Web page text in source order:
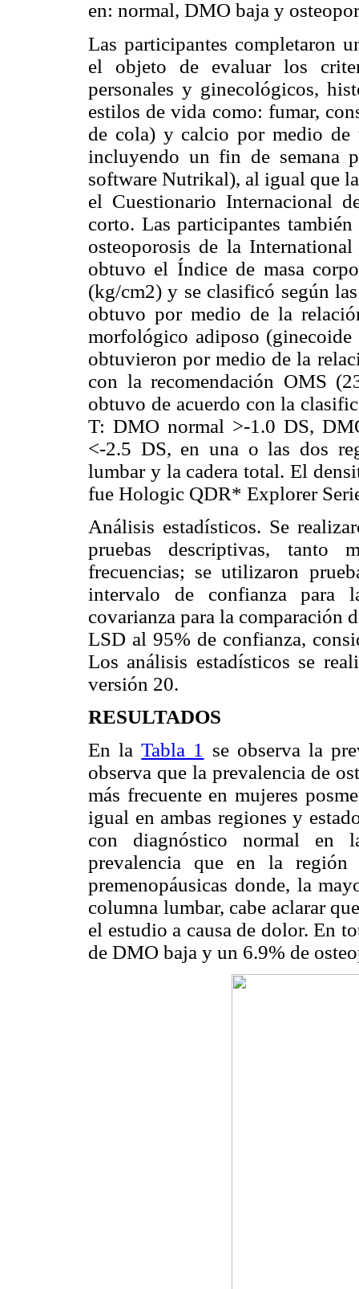
en: normal, DMO baja y
Las participantes completaron
el objeto de evaluar los
personales y ginecológicos,
estilos de vida como: fumar,
de cola) y calcio por medio de
incluyendo un fin de semana
software Nutrikal), al igual que
el Cuestionario Internacional
corto. Las participantes
osteoporosis de la
obtuvo el Índice de masa
(kg/cm2) y se clasificó según
obtuvo por medio de la
morfológico adiposo
obtuvieron por medio de la
con la recomendación OMS
obtuvo de acuerdo con la
T: DMO normal >-1.0 DS,
<-2.5 DS, en una o las dos
lumbar y la cadera total. El
fue Hologic QDR* Explorer
Análisis estadísticos. Se
pruebas descriptivas, tanto
frecuencias; se utilizaron
intervalo de confianza para
covarianza para la comparación
LSD al 95% de confianza,
Los análisis estadísticos se
versión 20.
RESULTADOS
En laTabla 1
se observa la
observa que la prevalencia de
más frecuente en mujeres
igual en ambas regiones y
con diagnóstico normal en
prevalencia que en la región
premenopáusicas donde, la
columna lumbar, cabe aclarar
el estudio a causa de dolor. En
de DMO baja y un 6.9% de